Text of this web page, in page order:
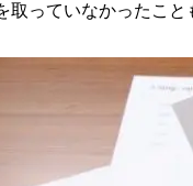
取っていなかったこと